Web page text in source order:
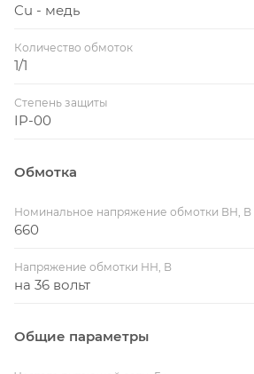
Cu - медь
Количество обмоток
1/1
Степень защиты
IP-00
Обмотка
Номинальное напряжение обмотки ВН, В
660
Напряжение обмотки НН, В
на 36 вольт
Общие параметры